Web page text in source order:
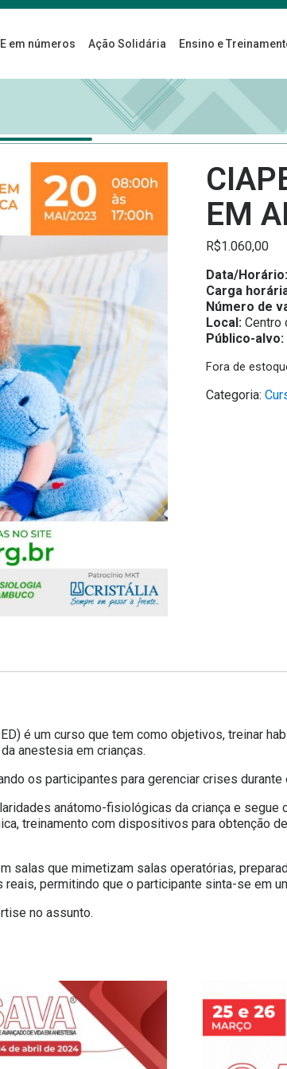
em números Ação Solidária Ensino e
EM
R$1.060,00
Data/Horário:
Carga
Número de
Local:Centro
Público-alvo:
Fora de
Categoria:
é um curso que tem como objetivos, treinar
anestesia em crianças.
os participantes para gerenciar crises
anátomo-fisiológicas da criança e
treinamento com dispositivos para obtenção
salas que mimetizam salas operatórias,
permitindo que o participante sinta-se em
no assunto.